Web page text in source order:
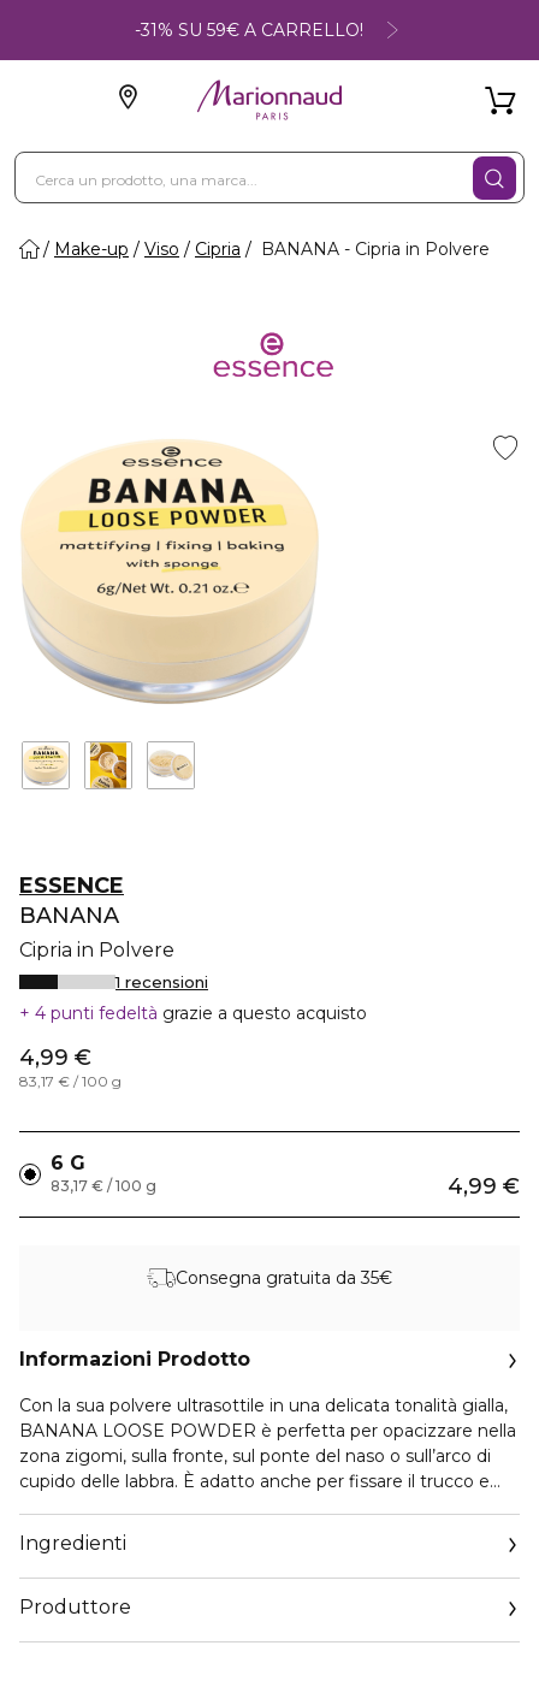
-31% SU 59€ A CARRELLO!
Make-up Viso Cipria BANANA - Cipria in Polvere
ESSENCE
BANANA
Cipria in Polvere
1 recensioni
4 punti fedeltà grazie a questo acquisto
4,99 €
83,17 € / 100 g
6 G
4,99 €
83,17 € / 100 g
Consegna gratuita da 35€
Informazioni Prodotto
Con la sua polvere ultrasottile in una delicata tonalità gialla,
BANANA LOOSE POWDER è perfetta per opacizzare nella
zona zigomi, sulla fronte, sul ponte del naso o sull’arco di
cupido delle labbra. È adatto anche per fissare il trucco e
formulata senza olio e talco, per una piacevole sensazione
di leggerezza sulla pelle. La polvere sciolta e dotata di una
spugna, così potrai rinfrescare il tuo look ogni volta che ne
hai bisogno.
Ingredienti
Produttore